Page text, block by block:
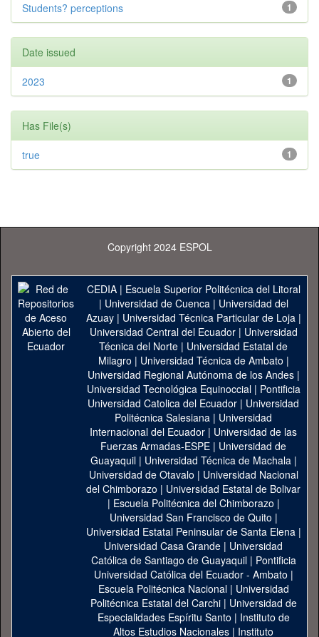
1
Students? perceptions
Date issued
1
2023
Has File(s)
1
true
Copyright 2024 ESPOL
CEDIA| Escuela Superior Politécnica del Litoral
| Universidad de Cuenca| Universidad del
Azuay| Universidad Técnica Particular de Loja|
Universidad Central del Ecuador| Universidad
Técnica del Norte | Universidad Estatal de
Milagro | Universidad Técnica de Ambato |
Universidad Regional Autónoma de los Andes|
Universidad Tecnológica Equinoccial| Pontificia
Universidad Catolica del Ecuador | Universidad
Politécnica Salesiana | Universidad
Internacional del Ecuador | Universidad de las
Fuerzas Armadas-ESPE | Universidad de
Guayaquil| Universidad Técnica de Machala|
Universidad de Otavalo | Universidad Nacional
del Chimborazo | Universidad Estatal de Bolivar
| Escuela Politécnica del Chimborazo |
Universidad San Francisco de Quito |
Universidad Estatal Peninsular de Santa Elena|
Universidad Casa Grande | Universidad
Católica de Santiago de Guayaquil| Pontificia
Universidad Católica del Ecuador - Ambato |
Escuela Politécnica Nacional| Universidad
Politécnica Estatal del Carchi| Universidad de
Especialidades Espíritu Santo | Instituto de
Altos Estudios Nacionales | Instituto